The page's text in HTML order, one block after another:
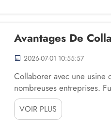
Avantages De
2026-07-01 10:55:57
Collaborer avec une usine
nombreuses entreprises.
seulement utiles pour
notoriété d’une marque.
VOIR PLUS